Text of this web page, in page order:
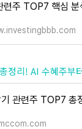
정리! AI 수혜주부